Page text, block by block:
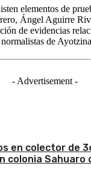
elementos de
Ángel Aguirre
de evidencias
de
- Advertisement -
en colector de
colonia Sahuaro